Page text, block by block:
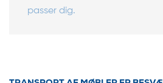
passer dig.